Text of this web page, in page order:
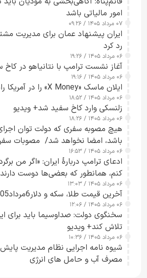
امور مالیاتی باشد
۰۷ مرداد ۱۴۰۵ / ۰۹:۲۶
ایران پیشنهاد عمان برای مدیریت
رد کرد
۰۶ مرداد ۱۴۰۵ / ۱۹:۲۶
آغاز نشست ترامپ با نتانیاهو در کاخ
۰۶ مرداد ۱۴۰۵ / ۱۹:۱۶
ایلان ماسک «X Money» را در آمریکا راه‌اندازی کرد
۰۶ مرداد ۱۴۰۵ / ۱۸:۵۲
زلنسکی وارد کاخ سفید شد+ ویدیو
۰۶ مرداد ۱۴۰۵ / ۱۸:۲۶
هیچ مصوبه سفری که دولت توان
باشد، امضا نخواهد شد/ مصوبات
چارچوب قانون بودجه است+ عکس
۰۶ مرداد ۱۴۰۵ / ۱۶:۵۳
ادعای ترامپ دربارهٔ ایران: «اگر من
کنم، همانطور که بعضی‌ها دوست
راحت می‌توانم بیشتر پل‌هایشان را در
ساعت از بین ببرم+ ویدیو
۰۶ مرداد ۱۴۰۵ / ۱۳:۰۳
آخرین قیمت طلا، سکه و دلار6مرداد1405
۰۶ مرداد ۱۴۰۵ / ۱۲:۰۶
سخنگوی دولت: صداوسیما باید برای
تلاش کند+ ویدیو
۰۶ مرداد ۱۴۰۵ / ۱۰:۳۶
شیوه نامه اجرایی نظام مدیریت
مصرف آب و حامل های انرژی